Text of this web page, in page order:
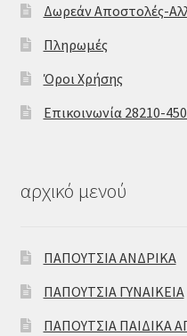
Δωρεάν Αποστολές-
Πληρωμές
Όροι Χρήσης
Επικοινωνία 28210-
αρχικό μενού
ΠΑΠΟΥΤΣΙΑ ΑΝΔΡΙΚΑ
ΠΑΠΟΥΤΣΙΑ ΓΥΝΑΙΚΕΙΑ
ΠΑΠΟΥΤΣΙΑ ΠΑΙΔΙΚΑ